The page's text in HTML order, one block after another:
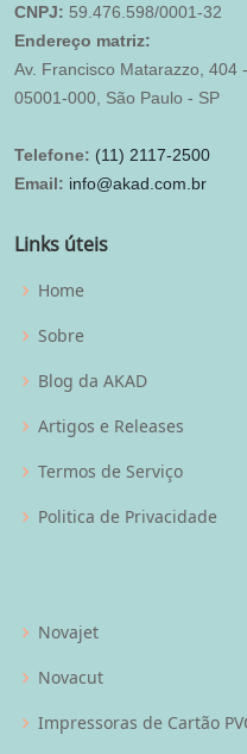
CNPJ: 59.476.598/0001-32
Endereço matriz:
Av. Francisco Matarazzo, 404
05001-000, São Paulo - SP
Telefone: (11) 2117-2500
Email: info@akad.com.br
Links úteis
Home
Sobre
Blog da AKAD
Artigos e Releases
Termos de Serviço
Politica de Privacidade
Novajet
Novacut
Impressoras de Cartão